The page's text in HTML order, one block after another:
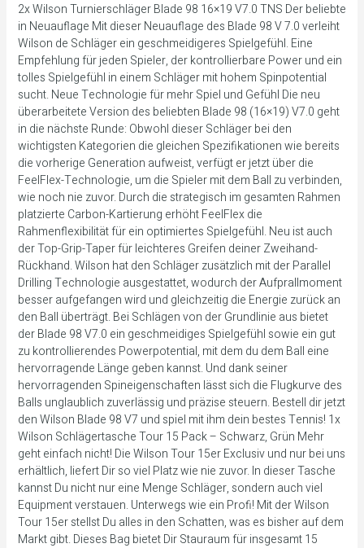
2x Wilson Turnierschläger Blade 98 16×19 V7.0 TNS Der beliebte
in Neuauflage Mit dieser Neuauflage des Blade 98 V 7.0 verleiht
Wilson de Schläger ein geschmeidigeres Spielgefühl. Eine
Empfehlung für jeden Spieler, der kontrollierbare Power und ein
tolles Spielgefühl in einem Schläger mit hohem Spinpotential
sucht. Neue Technologie für mehr Spiel und Gefühl Die neu
überarbeitete Version des beliebten Blade 98 (16×19) V7.0 geht
in die nächste Runde: Obwohl dieser Schläger bei den
wichtigsten Kategorien die gleichen Spezifikationen wie bereits
die vorherige Generation aufweist, verfügt er jetzt über die
FeelFlex-Technologie, um die Spieler mit dem Ball zu verbinden,
wie noch nie zuvor. Durch die strategisch im gesamten Rahmen
platzierte Carbon-Kartierung erhöht FeelFlex die
Rahmenflexibilität für ein optimiertes Spielgefühl. Neu ist auch
der Top-Grip-Taper für leichteres Greifen deiner Zweihand-
Rückhand. Wilson hat den Schläger zusätzlich mit der Parallel
Drilling Technologie ausgestattet, wodurch der Aufprallmoment
besser aufgefangen wird und gleichzeitig die Energie zurück an
den Ball überträgt. Bei Schlägen von der Grundlinie aus bietet
der Blade 98 V7.0 ein geschmeidiges Spielgefühl sowie ein gut
zu kontrollierendes Powerpotential, mit dem du dem Ball eine
hervorragende Länge geben kannst. Und dank seiner
hervorragenden Spineigenschaften lässt sich die Flugkurve des
Balls unglaublich zuverlässig und präzise steuern. Bestell dir jetzt
den Wilson Blade 98 V7 und spiel mit ihm dein bestes Tennis! 1x
Wilson Schlägertasche Tour 15 Pack – Schwarz, Grün Mehr
geht einfach nicht! Die Wilson Tour 15er Exclusiv und nur bei uns
erhältlich, liefert Dir so viel Platz wie nie zuvor. In dieser Tasche
kannst Du nicht nur eine Menge Schläger, sondern auch viel
Equipment verstauen. Unterwegs wie ein Profi! Mit der Wilson
Tour 15er stellst Du alles in den Schatten, was es bisher auf dem
Markt gibt. Dieses Bag bietet Dir Stauraum für insgesamt 15